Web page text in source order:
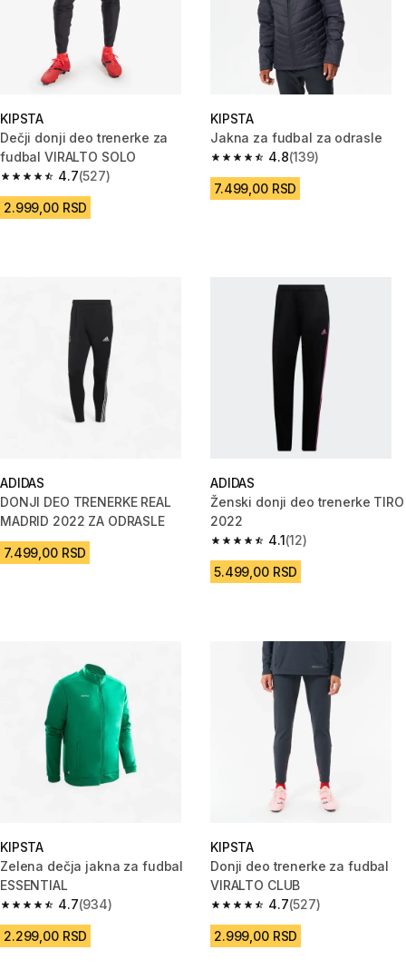
KIPSTA
Dečji donji deo trenerke za
fudbal VIRALTO SOLO
4.7
4.7 od 5 zvezdica from 527 Recenzije
(527)
2.999,00 RSD
KIPSTA
Jakna za fudbal za odrasle
4.8
4.8 od 5 zvezdica from 139
(139)
7.499,00 RSD
ADIDAS
DONJI DEO TRENERKE REAL
MADRID 2022 ZA ODRASLE
7.499,00 RSD
ADIDAS
Ženski donji deo trenerke TIRO
2022
4.1
4.1 od 5 zvezdica from 12
(12)
5.499,00 RSD
KIPSTA
Zelena dečja jakna za fudbal
ESSENTIAL
4.7
4.7 od 5 zvezdica from 934 Recenzije
(934)
2.299,00 RSD
KIPSTA
Donji deo trenerke za fudbal
VIRALTO CLUB
4.7
4.7 od 5 zvezdica from 527
(527)
2.999,00 RSD